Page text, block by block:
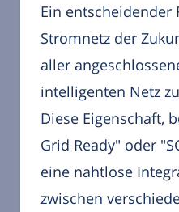
Ein entscheidender
Stromnetz der
aller
intelligenten Netz
Diese Eigenschaft,
Grid Ready" oder
eine nahtlose
zwischen